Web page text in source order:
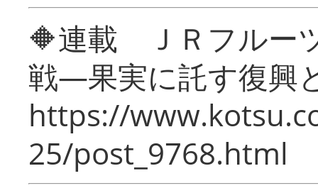
🔶連載 ＪＲフルー
戦―果実に託す復興
https://
25/post_9768.html